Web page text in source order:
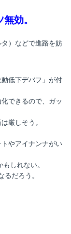
効。
）などで進路を妨
低下デバフ」が付
できるので、ガッ
厳しそう。
やアイナンナがい
しれない。
るだろう。